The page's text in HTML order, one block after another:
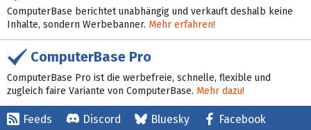
ComputerBase berichtet unabhängig und verkauft deshalb keine
Inhalte, sondern Werbebanner. Mehr erfahren!
ComputerBase Pro
ComputerBase Pro ist die werbefreie, schnelle, flexible und
zugleich faire Variante von ComputerBase. Mehr dazu!
Feeds Discord Bluesky
Facebook